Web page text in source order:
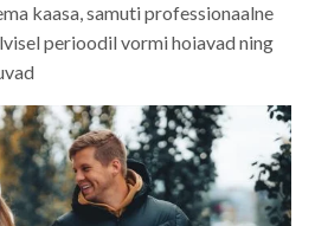
kaasa, samuti professionaalne
perioodil vormi hoiavad ning